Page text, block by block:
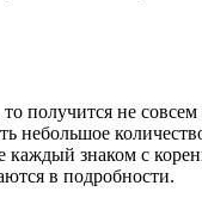
получится не
небольшое
каждый знаком с
в подробности.